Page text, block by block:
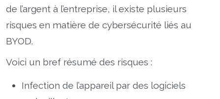
de l’argent à l’entreprise, il existe plusieurs
risques en matière de cybersécurité liés au
BYOD.
Voici un bref résumé des risques :
Infection de l’appareil par des logiciels